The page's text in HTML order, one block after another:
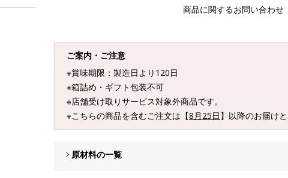
商品に関するお問い合わせ
ご案内・ご注意
※賞味期限：製造日より120日
※箱詰め・ギフト包装不可
※店舗受け取りサービス対象外商品です。
※こちらの商品を含むご注文は【8月25日 】以降のお届けと
原材料の一覧